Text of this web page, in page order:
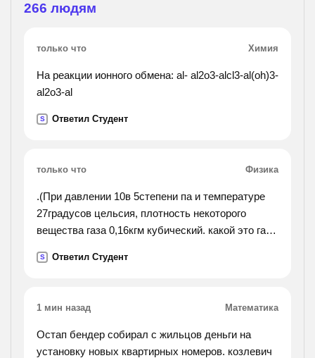
266 людям
только что Химия
На реакции ионного обмена: al- al2o3-alcl3-al(oh)3-
al2o3-al
S Ответил Студент
только что Физика
.(При давлении 10в 5степени па и температуре
27градусов цельсия, плотность некоторого
вещества газа 0,16кгм кубический. какой это газ!
S Ответил Студент
1 мин назад Математика
Остап бендер собирал с жильцов деньги на
установку новых квартирных номеров. козлевич